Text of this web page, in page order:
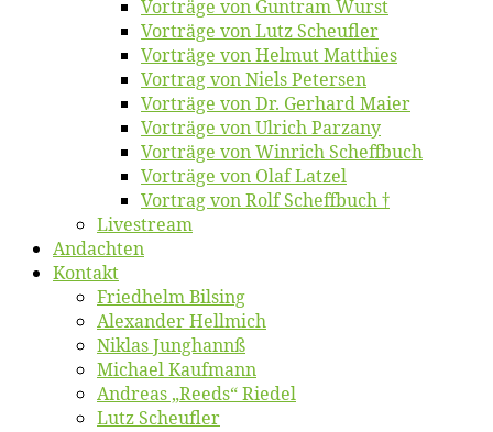
Vor­trä­ge von Gun­tram Wurst
Vor­trä­ge von Lutz Scheufler
Vor­trä­ge von Hel­mut Matthies
Vor­trag von Niels Petersen
Vor­trä­ge von Dr. Ger­hard Maier
Vor­trä­ge von Ul­rich Parzany
Vor­trä­ge von Win­rich Scheffbuch
Vor­trä­ge von Olaf Latzel
Vor­trag von Rolf Scheffbuch †
Live­stream
An­dach­ten
Kon­takt
Fried­helm Bilsing
Alex­an­der Hellmich
Ni­klas Junghannß
Mi­cha­el Kaufmann
An­dre­as „Reeds“ Riedel
Lutz Scheuf­ler